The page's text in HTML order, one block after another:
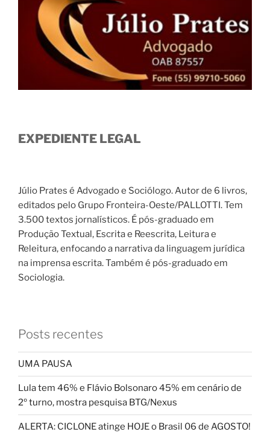
EXPEDIENTE LEGAL
Júlio Prates é Advogado e Sociólogo. Autor de 6 livros,
editados pelo Grupo Fronteira-Oeste/PALLOTTI. Tem
3.500 textos jornalísticos. É pós-graduado em
Produção Textual, Escrita e Reescrita, Leitura e
Releitura, enfocando a narrativa da linguagem jurídica
na imprensa escrita. Também é pós-graduado em
Sociologia.
Posts recentes
UMA PAUSA
Lula tem 46% e Flávio Bolsonaro 45% em cenário de
2º turno, mostra pesquisa BTG/Nexus
ALERTA: CICLONE atinge HOJE o Brasil 06 de AGOSTO!